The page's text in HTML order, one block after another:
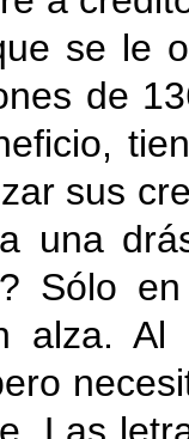
se le
de
sus
una
Sólo
alza. Al